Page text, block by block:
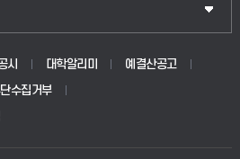
시 대학알리미
예결산공고
수집거부